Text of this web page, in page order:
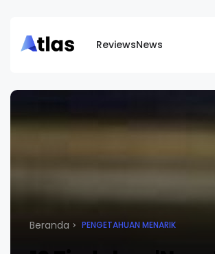
ReviewsNews
Beranda PENGETAHUAN MENARIK